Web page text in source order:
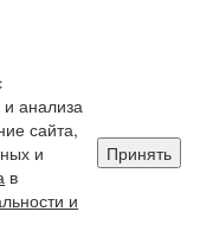
анализа
сайта,
и
в
и
Принять